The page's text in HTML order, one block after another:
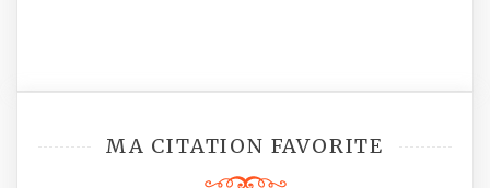
MA CITATION FAVORITE